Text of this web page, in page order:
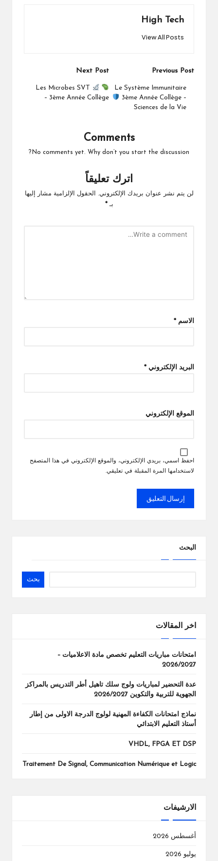
High Tech
View All Posts
Post
navigation
Previous Post
Le Système Immunitaire
3ème Année Collège –
Sciences de la Vie
Next Post
Les Microbes SVT
– 3ème Année Collège
Comments
No comments yet. Why don’t you start the discussion?
اترك تعليقاً
لن يتم نشر عنوان بريدك الإلكتروني.
الحقول الإلزامية مشار إليها
بـ*
الاسم *
البريد الإلكتروني *
الموقع الإلكتروني
احفظ اسمي، بريدي الإلكتروني، والموقع الإلكتروني في هذا المتصفح
لاستخدامها المرة المقبلة في تعليقي.
البحث
بحث
اخر المقالات
امتحانات مباريات التعليم تخصص مادة الاعلاميات –
2026/2027
عدة التحضير لمباريات ولوج سلك تاهيل أطر التدريس بالمراكز
الجهوية للتربية والتكوين 2026/2027
نماذج امتحانات الكفاءة المهنية لولوج الدرجة الاولى من إطار
أستاذ التعليم الابتدائي
VHDL, FPGA ET DSP
Traitement De Signal, Communication Numérique et Logic
الارشيفات
أغسطس 2026
يوليو 2026